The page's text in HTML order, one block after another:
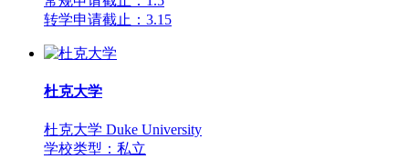
转学申请截止：3.15
杜克大学
杜克大学 Duke University
学校类型：私立